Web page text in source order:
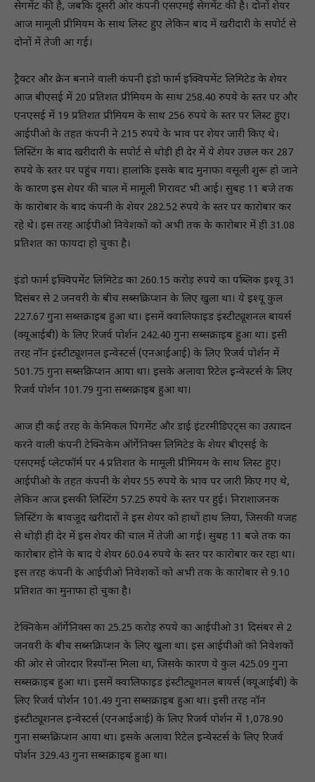
सेगमेंट की है, जबकि दूसरी ओर कंपनी एसएमई सेगमेंट की है। दोनों शेयर
आज मामूली प्रीमियम के साथ लिस्ट हुए लेकिन बाद में खरीदारी के सपोर्ट से
दोनों में तेजी आ गई।
ट्रैक्टर और क्रेन बनाने वाली कंपनी इंडो फार्म इक्विपमेंट लिमिटेड के शेयर
आज बीएसई में 20 प्रतिशत प्रीमियम के साथ 258.40 रुपये के स्तर पर और
एनएसई में 19 प्रतिशत प्रीमियम के साथ 256 रुपये के स्तर पर लिस्ट हुए।
आईपीओ के तहत कंपनी ने 215 रुपये के भाव पर शेयर जारी किए थे।
लिस्टिंग के बाद खरीदारी के सपोर्ट से थोड़ी ही देर में ये शेयर उछल कर 287
रुपये के स्तर पर पहुंच गया। हालांकि इसके बाद मुनाफा वसूली शुरू हो जाने
के कारण इस शेयर की चाल में मामूली गिरावट भी आई। सुबह 11 बजे तक
के कारोबार के बाद कंपनी के शेयर 282.52 रुपये के स्तर पर कारोबार कर
रहे थे। इस तरह आईपीओ निवेशकों को अभी तक के कारोबार में ही 31.08
प्रतिशत का फायदा हो चुका है।
इंडो फार्म इक्विपमेंट लिमिटेड का 260.15 करोड़ रुपये का पब्लिक इश्यू 31
दिसंबर से 2 जनवरी के बीच सब्सक्रिप्शन के लिए खुला था। ये इश्यू कुल
227.67 गुना सब्सक्राइब हुआ था। इसमें क्वालिफाइड इंस्टीट्यूशनल बायर्स
(क्यूआईबी) के लिए रिजर्व पोर्शन 242.40 गुना सब्सक्राइब हुआ था।‌ इसी
तरह नॉन इंस्टीट्यूशनल इन्वेस्टर्स (एनआईआई) के लिए रिजर्व पोर्शन में
501.75 गुना सब्सक्रिप्शन आया था। इसके अलावा रिटेल इन्वेस्टर्स के लिए
रिजर्व पोर्शन 101.79 गुना सब्सक्राइब हुआ था।
आज ही कई तरह के केमिकल पिगमेंट और डाई इंटरमीडिएट्स का उत्पादन
करने वाली कंपनी टेक्निकेम ऑर्गेनिक्स लिमिटेड के शेयर बीएसई के
एसएमई प्लेटफॉर्म पर 4 प्रतिशत के मामूली प्रीमियम के साथ लिस्ट हुए।
आईपीओ के तहत कंपनी के शेयर 55 रुपये के भाव पर जारी किए गए थे,
लेकिन आज इसकी लिस्टिंग 57.25 रुपये के स्तर पर हुई। निराशाजनक
लिस्टिंग के बावजूद खरीदारों ने इस शेयर को हाथों हाथ लिया, जिसकी वजह
से थोड़ी ही देर में इस शेयर की चाल में तेजी आ गई। सुबह 11 बजे तक का
कारोबार होने के बाद ये शेयर 60.04 रुपये के स्तर पर कारोबार कर रहा था।
इस तरह कंपनी के आईपीओ निवेशकों को अभी तक के कारोबार से 9.10
प्रतिशत का मुनाफा हो चुका है।
टेक्निकेम ऑर्गेनिक्स का 25.25 करोड़ रुपये का आईपीओ 31 दिसंबर से 2
जनवरी के बीच सब्सक्रिप्शन के लिए खुला था। इस आईपीओ को निवेशकों
की ओर से जोरदार रिस्पॉन्स मिला था, जिसके कारण ये कुल 425.09 गुना
सब्सक्राइब हुआ था। इसमें क्वालिफाइड इंस्टीट्यूशनल बायर्स (क्यूआईबी) के
लिए रिजर्व पोर्शन 101.49 गुना सब्सक्राइब हुआ था। इसी तरह नॉन
इंस्टीट्यूशनल इन्वेस्टर्स (एनआईआई) के लिए रिजर्व पोर्शन में 1,078.90
गुना सब्सक्रिप्शन आया था। इसके अलावा रिटेल इन्वेस्टर्स के लिए रिजर्व
पोर्शन 329.43 गुना सब्सक्राइब हुआ था।